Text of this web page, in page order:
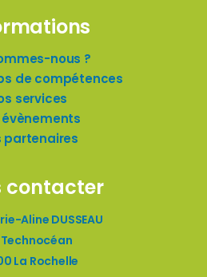
nous ?
de compétences
services
évènements
partenaires
contacter
Aline DUSSEAU
Technocéan
La Rochelle